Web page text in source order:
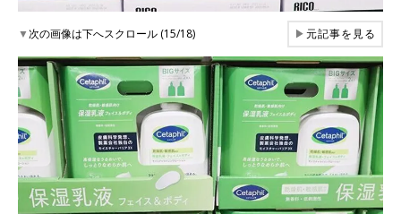
▼次の画像は下へスクロール (15/18) ▶元記事を見る